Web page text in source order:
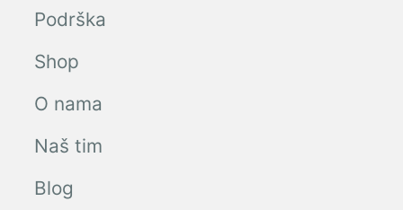
Podrška
Shop
O nama
Naš tim
Blog